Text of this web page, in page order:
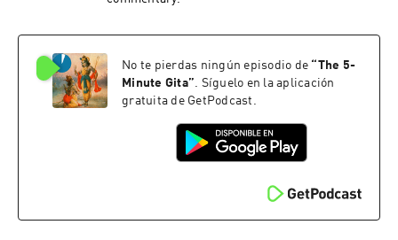
No te pierdas ningún episodio de “The 5-
Minute Gita”. Síguelo en la aplicación
gratuita de GetPodcast.